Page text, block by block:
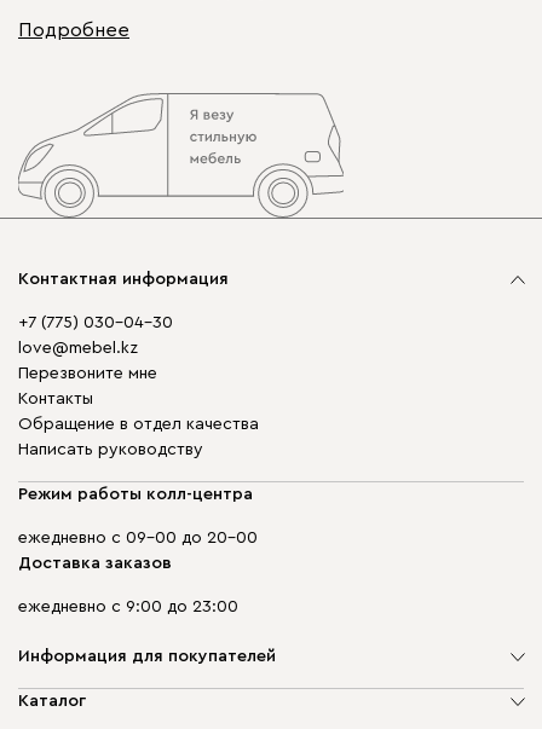
Подробнее
Контактная информация
+7 (775) 030-04-30
love@mebel.kz
Перезвоните мне
Контакты
Обращение в отдел качества
Написать руководству
Режим работы колл-центра
ежедневно с 09-00 до 20-00
Доставка заказов
ежедневно с 9:00 до 23:00
Информация для покупателей
О компании
Каталог